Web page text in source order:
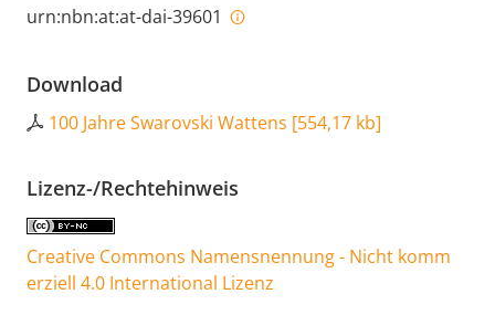
urn:nbn:at:at-dai-39601
Download
100 Jahre Swarovski Wattens [554,17 kb]
Lizenz-/Rechtehinweis
Creative Commons Namensnennung - Nicht komm
erziell 4.0 International Lizenz